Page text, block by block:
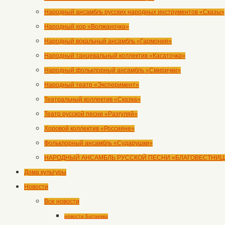
Народный ансамбль русских народных инструментов «Сказы»
Народный хор «Волжаночка»
Народный вокальный ансамбль «Гармония»
Народный танцевальный коллектив «Касаточка»
Народный фольклорный ансамбль «Смирички»
Народный театр «Эксперимент»
Театральный коллектив «Сказка»
Театр русской песни «Разгуляй»
Хоровой коллектив «Россияне»
Фольклорный ансамбль «Сударушки»
НАРОДНЫЙ АНСАМБЛЬ РУССКОЙ ПЕСНИ
Дома культуры
Новости
Все новости
новости Батаевка